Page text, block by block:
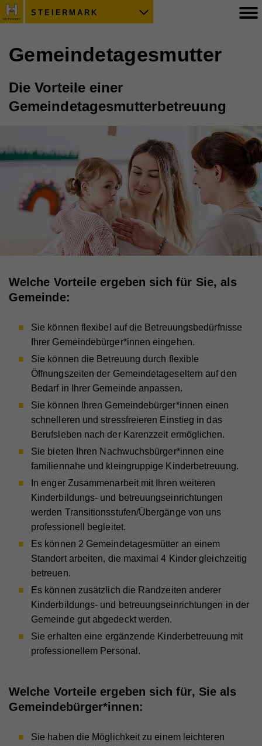
STEIERMARK
Gemeindetagesmutter
Die Vorteile einer
Gemeindetagesmutterbetreuung
Welche Vorteile ergeben sich für Sie, als
Gemeinde:
Sie können flexibel auf die Betreuungsbedürfnisse
Ihrer Gemeindebürger*innen eingehen.
Sie können die Betreuung durch flexible
Öffnungszeiten der Gemeindetageseltern auf den
Bedarf in Ihrer Gemeinde anpassen.
Sie können Ihren Gemeindebürger*innen einen
schnelleren und stressfreieren Einstieg in das
Berufsleben nach der Karenzzeit ermöglichen.
Sie bieten Ihren Nachwuchsbürger*innen eine
familiennahe und kleingruppige Kinderbetreuung.
In enger Zusammenarbeit mit Ihren weiteren
Kinderbildungs- und betreuungseinrichtungen
werden Transitionsstufen/Übergänge von uns
professionell begleitet.
Es können 2 Gemeindetagesmütter an einem
Standort arbeiten, die maximal 4 Kinder gleichzeitig
betreuen.
Es können zusätzlich die Randzeiten anderer
Kinderbildungs- und betreuungseinrichtungen in der
Gemeinde gut abgedeckt werden.
Sie erhalten eine ergänzende Kinderbetreuung mit
professionellem Personal.
Welche Vorteile ergeben sich für, Sie als
Gemeindebürger*innen:
Sie haben die Möglichkeit zu einem leichteren